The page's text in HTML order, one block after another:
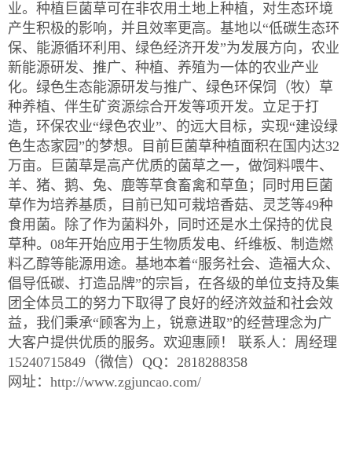
业。种植巨菌草可在非农用土地上种植，对生态环境
产生积极的影响，并且效率更高。基地以“低碳生态环
保、能源循环利用、绿色经济开发”为发展方向，农业
新能源研发、推广、种植、养殖为一体的农业产业
化。绿色生态能源研发与推广、绿色环保饲（牧）草
种养植、伴生矿资源综合开发等项开发。立足于打
造，环保农业“绿色农业”、的远大目标，实现“建设绿
色生态家园”的梦想。目前巨菌草种植面积在国内达32
万亩。巨菌草是高产优质的菌草之一，做饲料喂牛、
羊、猪、鹅、兔、鹿等草食畜禽和草鱼；同时用巨菌
草作为培养基质，目前已知可栽培香菇、灵芝等49种
食用菌。除了作为菌料外，同时还是水土保持的优良
草种。08年开始应用于生物质发电、纤维板、制造燃
料乙醇等能源用途。基地本着“服务社会、造福大众、
倡导低碳、打造品牌”的宗旨，在各级的单位支持及集
团全体员工的努力下取得了良好的经济效益和社会效
益，我们秉承“顾客为上，锐意进取”的经营理念为广
大客户提供优质的服务。欢迎惠顾！ 联系人：周经理
15240715849 （微信）QQ：2818288358
网址： http://www.zgjuncao.com/